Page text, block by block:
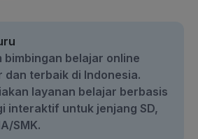
bimbingan belajar online
dan terbaik di Indonesia.
layanan belajar berbasis
interaktif untuk jenjang SD,
SMK.